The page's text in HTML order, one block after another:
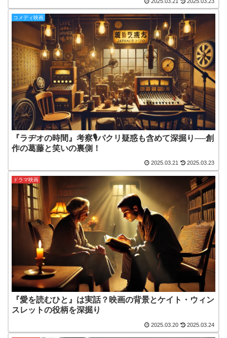
コメディ映画
『ラヂオの時間』考察🎙️パクリ疑惑も含めて深掘り──創
作の葛藤と笑いの裏側！
2025.03.21 2025.03.23
ドラマ映画
『愛を読むひと』は実話？映画の背景とケイト・ウィン
スレットの役柄を深掘り
2025.03.20 2025.03.24